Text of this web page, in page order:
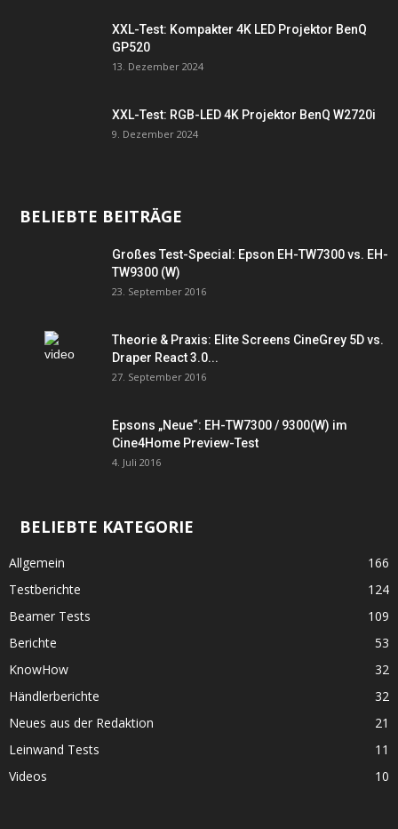
XXL-Test: Kompakter 4K LED Projektor BenQ
GP520
13. Dezember 2024
XXL-Test: RGB-LED 4K Projektor BenQ W2720i
9. Dezember 2024
BELIEBTE BEITRÄGE
Großes Test-Special: Epson EH-TW7300 vs. EH-
TW9300 (W)
23. September 2016
Theorie & Praxis: Elite Screens CineGrey 5D vs.
Draper React 3.0...
27. September 2016
Epsons „Neue“: EH-TW7300 / 9300(W) im
Cine4Home Preview-Test
4. Juli 2016
BELIEBTE KATEGORIE
Allgemein
166
Testberichte
124
Beamer Tests
109
Berichte
53
KnowHow
32
Händlerberichte
32
Neues aus der Redaktion
21
Leinwand Tests
11
Videos
10